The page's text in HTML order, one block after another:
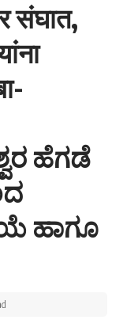
संघात,
ಹೆಗಡೆ
ಹಾಗೂ